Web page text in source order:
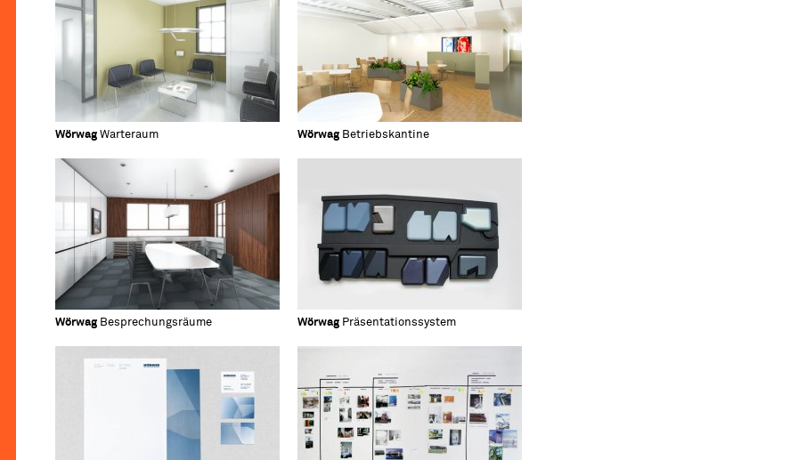
Wörwag Warteraum
Wörwag Besprechungsräume
Wörwag Betriebskantine
Wörwag Präsentationssystem